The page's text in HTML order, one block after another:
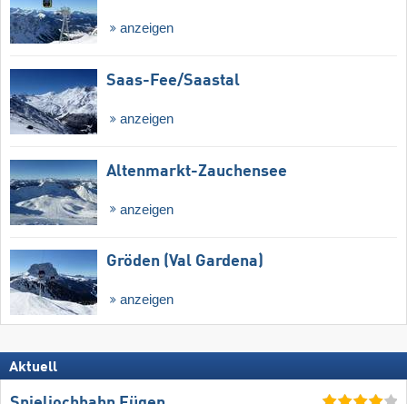
anzeigen
Saas-Fee/​Saastal
anzeigen
Altenmarkt-Zauchensee
anzeigen
Gröden (Val Gardena)
anzeigen
Aktuell